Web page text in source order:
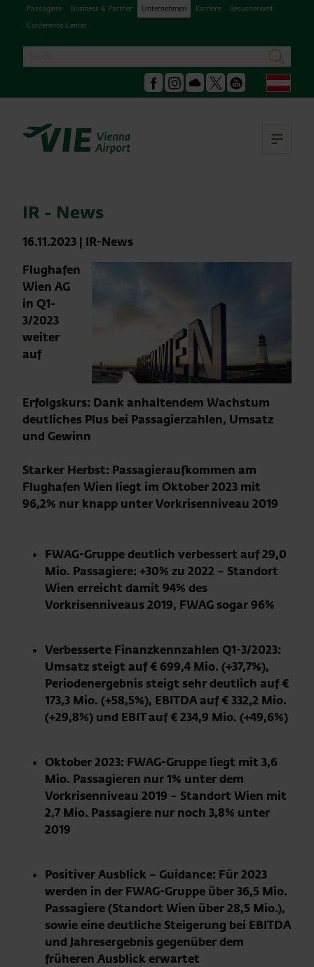
Passagiere Business & Partner Unternehmen Karriere
Besucherwelt
Conference Center
suchen
Facebook
Instagram
Podcast Youtube
IR - News
16.11.2023 | IR-News
Flughafen
Wien AG
in Q1-
3/2023
weiter
auf
Erfolgskurs: Dank anhaltendem Wachstum
deutliches Plus bei Passagierzahlen, Umsatz
und Gewinn
Starker Herbst: Passagieraufkommen am
Flughafen Wien liegt im Oktober 2023 mit
96,2% nur knapp unter Vorkrisenniveau 2019
FWAG-Gruppe deutlich verbessert auf 29,0
Mio. Passagiere: +30% zu 2022 – Standort
Wien erreicht damit 94% des
Vorkrisenniveaus 2019, FWAG sogar 96%
Verbesserte Finanzkennzahlen Q1-3/2023:
Umsatz steigt auf € 699,4 Mio. (+37,7%),
Periodenergebnis steigt sehr deutlich auf €
173,3 Mio. (+58,5%), EBITDA auf € 332,2 Mio.
(+29,8%) und EBIT auf € 234,9 Mio. (+49,6%)
Oktober 2023: FWAG-Gruppe liegt mit 3,6
Mio. Passagieren nur 1% unter dem
Vorkrisenniveau 2019 – Standort Wien mit
2,7 Mio. Passagiere nur noch 3,8% unter
2019
Positiver Ausblick – Guidance: Für 2023
werden in der FWAG-Gruppe über 36,5 Mio.
Passagiere (Standort Wien über 28,5 Mio.),
sowie eine deutliche Steigerung bei EBITDA
und Jahresergebnis gegenüber dem
früheren Ausblick erwartet